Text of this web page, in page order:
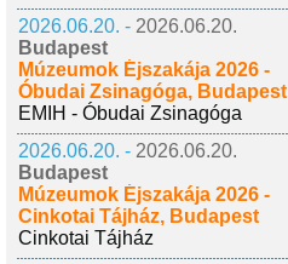
2026.06.20. - 2026.06.20.
Budapest
Múzeumok Éjszakája 2026 -
Óbudai Zsinagóga, Budapest
EMIH - Óbudai Zsinagóga
2026.06.20. - 2026.06.20.
Budapest
Múzeumok Éjszakája 2026 -
Cinkotai Tájház, Budapest
Cinkotai Tájház